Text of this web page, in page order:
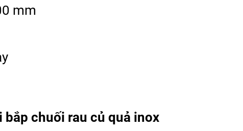
mm
chuối rau củ quả inox